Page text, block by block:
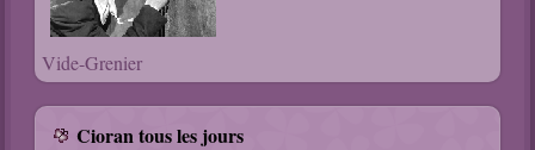
Vide-Grenier
Cioran tous les jours